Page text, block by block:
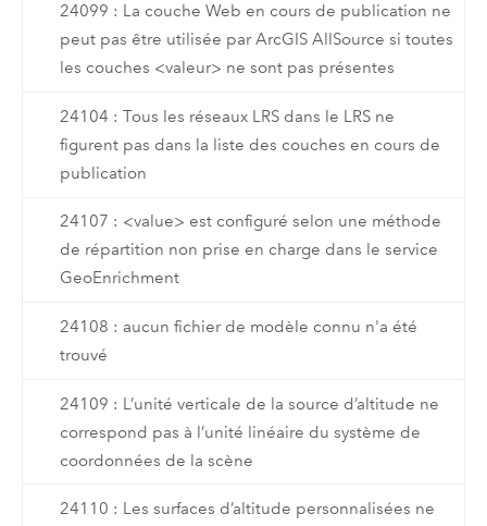
24099 : La couche Web en cours de publication ne
peut pas être utilisée par ArcGIS AllSource si toutes
les couches <valeur> ne sont pas présentes
24104 : Tous les réseaux LRS dans le LRS ne
figurent pas dans la liste des couches en cours de
publication
24107 : <value> est configuré selon une méthode
de répartition non prise en charge dans le service
GeoEnrichment
24108 : aucun fichier de modèle connu n'a été
trouvé
24109 : L’unité verticale de la source d’altitude ne
correspond pas à l’unité linéaire du système de
coordonnées de la scène
24110 : Les surfaces d’altitude personnalisées ne